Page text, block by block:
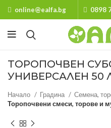
online@ealfa.bg 0898
ТОРОПОЧВЕН
УНИВЕРСАЛЕН 50
Начало Градина
Семена,
Торопочвени смеси, торове и